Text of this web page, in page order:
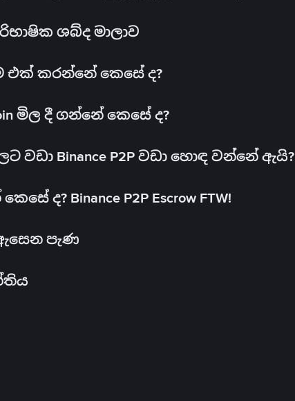
ශබ්ද මාලාව
එක් කරන්නේ කෙසේ ද?
මිල දී ගන්නේ කෙසේ ද?
වඩා Binance P2P වඩා හොඳ වන්නේ ඇයි?
ද? Binance P2P Escrow FTW!
ඇසෙන පැණ